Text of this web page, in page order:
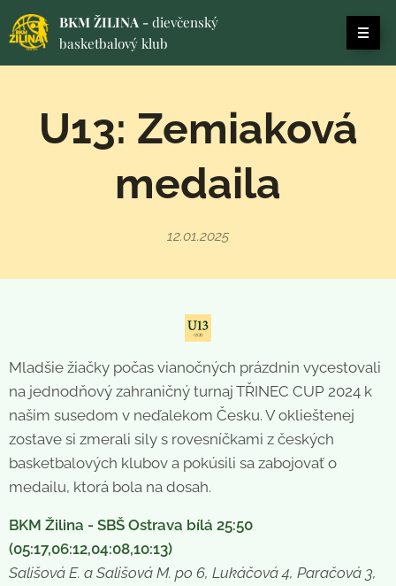
BKM ŽILINA - dievčenský
basketbalový klub
U13: Zemiaková
medaila
12.01.2025
Mladšie žiačky počas vianočných prázdnin vycestovali
na jednodňový zahraničný turnaj TŘINEC CUP 2024 k
našim susedom v neďalekom Česku. V oklieštenej
zostave si zmerali sily s rovesníčkami z českých
basketbalových klubov a pokúsili sa zabojovať o
medailu, ktorá bola na dosah.
BKM Žilina - SBŠ Ostrava bílá 25:50
(05:17,06:12,04:08,10:13)
Sališová E. a Sališová M. po 6, Lukáčová 4, Paračová 3,